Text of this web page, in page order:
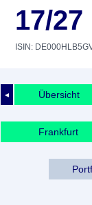
17/27
ISIN:
◄ Übersicht
Frankfurt